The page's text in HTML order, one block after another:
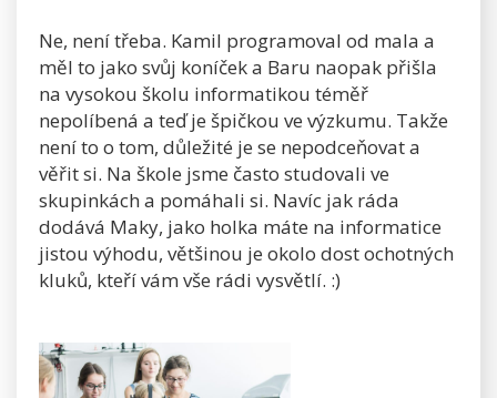
Ne, není třeba. Kamil programoval od mala a
měl to jako svůj koníček a Baru naopak přišla
na vysokou školu informatikou téměř
nepolíbená a teď je špičkou ve výzkumu. Takže
není to o tom, důležité je se nepodceňovat a
věřit si. Na škole jsme často studovali ve
skupinkách a pomáhali si. Navíc jak ráda
dodává Maky, jako holka máte na informatice
jistou výhodu, většinou je okolo dost ochotných
kluků, kteří vám vše rádi vysvětlí. :)